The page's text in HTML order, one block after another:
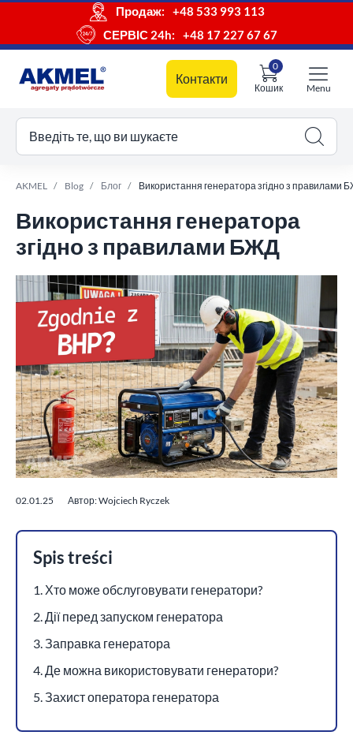
Продаж:
+48 533 993 113
СЕРВІС 24h:
+48 17 227 67 67
Контакти
Кошик
0
кошик
Menu
Введіть те, що ви шукаєте
AKMEL Blog Блог Використання генератора згідно з правилами
Використання генератора
згідно з правилами БЖД
02.01.25 Автор: Wojciech Ryczek
Spis treści
1. Хто може обслуговувати генератори?
2. Дії перед запуском генератора
3. Заправка генератора
4. Де можна використовувати генератори?
5. Захист оператора генератора